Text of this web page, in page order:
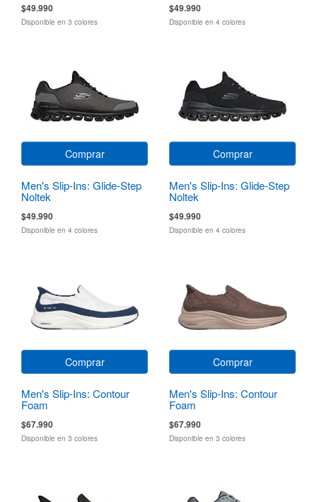
$49.990
Disponible en 3 colores
$49.990
Disponible en 4 colores
Comprar
Men's Slip-Ins: Glide-Step
Noltek
$49.990
Disponible en 4 colores
Comprar
Men's Slip-Ins: Glide-Step
Noltek
$49.990
Disponible en 4 colores
Comprar
Men's Slip-Ins: Contour
Foam
$67.990
Disponible en 3 colores
Comprar
Men's Slip-Ins: Contour
Foam
$67.990
Disponible en 3 colores